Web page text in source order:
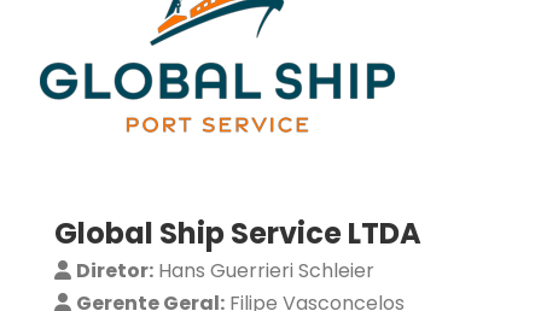
Global Ship Service LTDA
Diretor: Hans Guerrieri Schleier
Gerente Geral: Filipe Vasconcelos